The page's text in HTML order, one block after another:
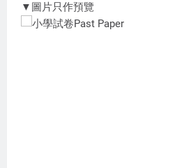
▼圖片只作預覽